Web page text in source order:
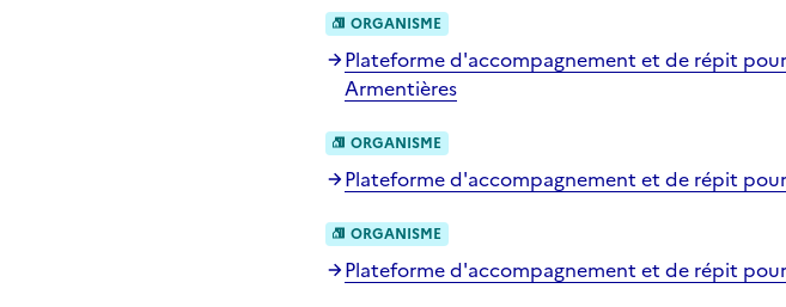
ORGANISME
Plateforme d'accompagnement et de répit
Armentières
ORGANISME
Plateforme d'accompagnement et de répit
ORGANISME
Plateforme d'accompagnement et de répit